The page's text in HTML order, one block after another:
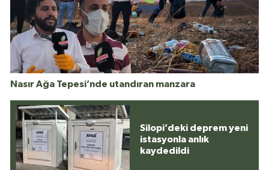
Nasır Ağa Tepesi’nde utandıran manzara
Silopi’deki deprem yeni
istasyonla anlık
kaydedildi